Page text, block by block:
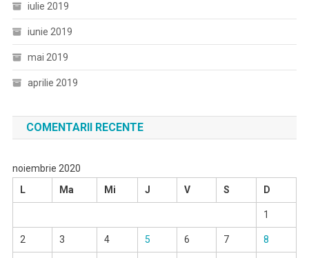
iulie 2019
iunie 2019
mai 2019
aprilie 2019
COMENTARII RECENTE
noiembrie 2020
L
Ma Mi J V S D
1
2 3 4 5 6 7 8